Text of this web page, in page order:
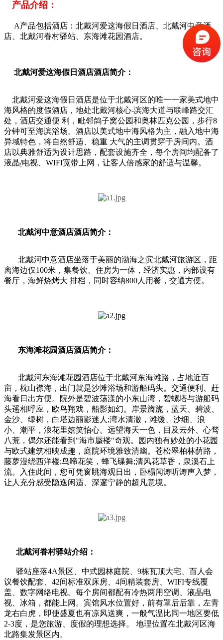
产品介绍：
A产品包括酒店：北戴河爱这海假日酒店、北戴河中意酒
店、北戴河眷村驿站、东海滩花园酒店。
北戴河爱这海假日酒店酒店简介：
北戴河爱这海假日酒店是位于北戴河区的唯一一家美式地中
海风格的度假酒店，地处北戴河核心-滨海大道与联峰路交汇
处，酒店交通便 利，毗邻鸽子窝公园和奥林匹克公园，步行8
分钟可至海滨浴场。酒店以美式地中海风格为主，融入地中海
异域特色，将自然舒适、稳重 大气的主调贯穿于房间内。酒
店以典雅舒适为设计思路，配套设施齐全，每个房间均配备了
液晶/电视、WIFI宽带上网，让客人倍感家的舒适与温馨。
北戴河中意酒店酒店简介：
北戴河中意酒店坐落于美丽的渤海之滨北戴河旅游区，距
离海边仅100米，集餐饮、住房为一体，经济实惠，内部设有
餐厅，海鲜烧烤大 排档，同时容纳800人用餐，交通方便。
东海滩花园酒店酒店简介：
北戴河东海滩花园酒店位于北戴河东海滩路，占地近百
亩，枕山襟海，出门就是沙滩浴场和游船码头。交通便利、赶
海看日出方便。院外是碧波荡漾的小东山湾，碧螺塔与游船码
头遥相呼应，欧鸟翔戏，船影如幻。岸景旖旎，蓝天、碧波、
金沙、绿树，白塔边丽影迷人;湾水清澈，滩缓、沙细、浪
小、潮平，浪花里嬉笑怡心。远望海天一色，目及云外、心骛
八荒，偶尔还能看到"海市蜃楼"奇观。园内独有妙处的小花园
与欧式建筑相映成趣，庭院环境雅致清幽。苍松翠柏林荫路，
藤萝漫绕西洋楼;鸟啼花笑，蜂飞碟舞;清风花草香，泉溪石上
流。入住此间，您可凭窗眺海观日出，卧榻闻涛听涛声入梦，
让人充分感受隐逸闲适、深邃宁静的超凡意境。
北戴河眷村驿站介绍：
驿站座落4A景区、中式园林庭院、9栋瓦顶大宅、百人会
议餐饮配套、42间标准双床房、4间精装套房、WIFI专线覆
盖、数字网络电视。每个房间都配有冷热两用空调、液晶电
视、冰箱，都能上网。宾馆风水位置好，前有罩后后靠，左青
龙右白虎，即使盛夏也有凉风送爽，一般气温比同一地区要低
2-3度，是您旅游、度假的理想选择。 地理位置在北戴河区海
北路集发景区内。